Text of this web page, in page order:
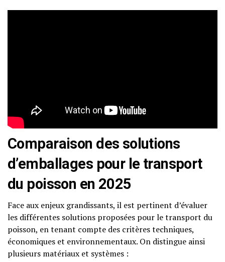
Comparaison des solutions
d’emballages pour le transport
du poisson en 2025
Face aux enjeux grandissants, il est pertinent d’évaluer
les différentes solutions proposées pour le transport du
poisson, en tenant compte des critères techniques,
économiques et environnementaux. On distingue ainsi
plusieurs matériaux et systèmes :